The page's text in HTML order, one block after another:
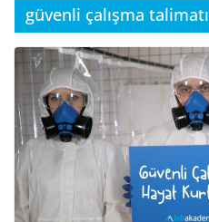
güvenli çalışma talimatı